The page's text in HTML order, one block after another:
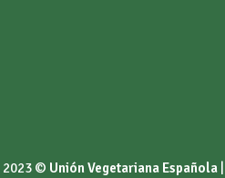
2023 © Unión Vegetariana Española